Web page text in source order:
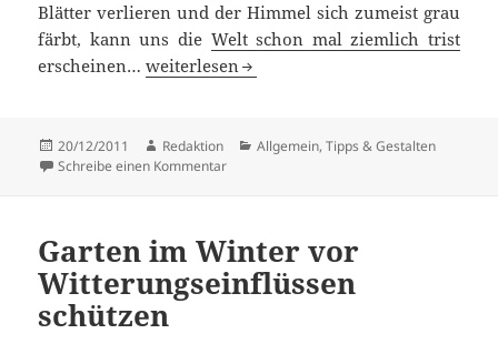
Blätter verlieren und der Himmel sich zumeist grau
färbt, kann uns die Welt schon mal ziemlich trist
erscheinen…Ideen für die winterliche Balkongestaltung
weiterlesen
Veröffentlicht
am
20/12/2011 Autor
Redaktion Kategorien
Allgemein,Tipps & Gestalten
Schreibe einen Kommentarzu Ideen für die winterliche
Garten im Winter vor
Witterungseinflüssen
schützen